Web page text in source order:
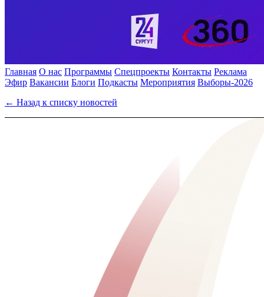
Главная О нас Программы Спецпроекты Контакты Реклама
Эфир Вакансии Блоги Подкасты Мероприятия Выборы-2026
← Назад к списку новостей